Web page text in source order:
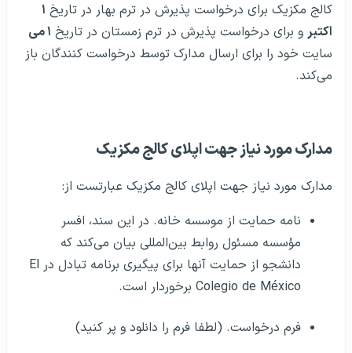
کالج مکزیک برای درخواست پذیرش در ترم بهار در تاریخ ۱
اکتبر و برای درخواست پذیرش در ترم زمستان در تاریخ ۱ می
سایت خود را برای ارسال مدارک توسط درخواست کنندگان باز
می‌کند.
مدارک مورد نیاز جهت اپلای کالج مکزیک
مدارک مورد نیاز جهت اپلای کالج مکزیک عبارتست از:
نامه حمایت از موسسه خانه. در این سند، افسر
مؤسسه مسئول روابط بین‌المللی بیان می‌کند که
دانشجو از حمایت آنها برای پیگیری برنامه تبادل در El
Colegio de México برخوردار است.
فرم درخواست. (لطفا فرم را دانلود و پر کنید)